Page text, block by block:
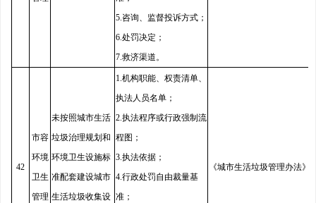
5.咨询、监督投诉方式；
6.处罚决定；
7.救济渠道。
42
市容
环境
卫生
管理
未按照城市生活
垃圾治理规划和
环境卫生设施标
准配套建设城市
生活垃圾收集设
1.机构职能、权责清单、
执法人员名单；
2.执法程序或行政强制流
程图；
3.执法依据；
4.行政处罚自由裁量基
准；
《城市生活垃圾管理办法》